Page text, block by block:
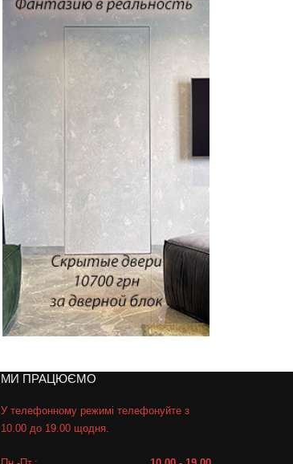
МИ ПРАЦЮЄМО
У телефонному режимі телефонуйте з
10.00 до 19.00 щодня.